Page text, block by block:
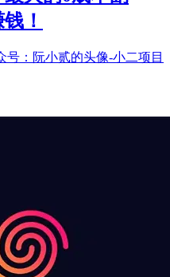
！